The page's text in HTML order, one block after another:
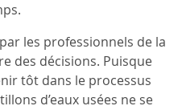
les professionnels de la
des décisions. Puisque
tôt dans le processus
d’eaux usées ne se